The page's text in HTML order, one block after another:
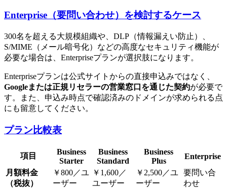
Enterprise（要問い合わせ）を検討するケース
300名を超える大規模組織や、DLP（情報漏えい防止）、
S/MIME（メール暗号化）などの高度なセキュリティ機能が
必要な場合は、Enterpriseプランが選択肢になります。
Enterpriseプランは公式サイトからの直接申込みではなく、
Googleまたは正規リセラーの営業窓口を通じた契約が必要で
す。また、申込み時点で確認済みのドメインが求められる点
にも留意してください。
プラン比較表
項目
Business
Starter
Business
Standard
Business
Plus
Enterprise
月額料金
（税抜）
￥800／ユ
ーザー
￥1,600／
ユーザー
￥2,500／ユ
ーザー
要問い合
わせ